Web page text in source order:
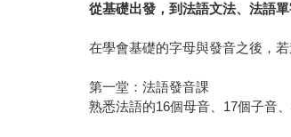
從基礎出發，到法語文法、法語
在學會基礎的字母與發音之後，
第一堂：法語發音課
熟悉法語的16個母音、17個子音